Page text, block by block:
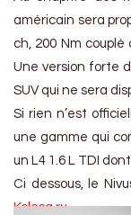
américain sera
ch, 200 Nm couplé
Une version forte
SUV qui ne sera
Si rien n’est
une gamme qui
un L4 1.6 L TDI
Ci dessous, le
Kolesa.ru.